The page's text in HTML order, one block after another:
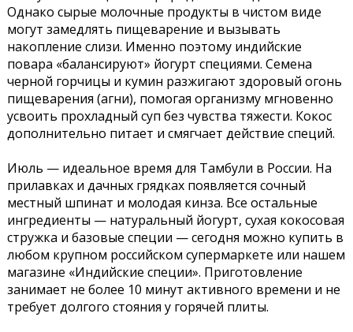
Однако сырые молочные продукты в чистом виде
могут замедлять пищеварение и вызывать
накопление слизи. Именно поэтому индийские
повара «балансируют» йогурт специями. Семена
черной горчицы и кумин разжигают здоровый огонь
пищеварения (агни), помогая организму мгновенно
усвоить прохладный суп без чувства тяжести. Кокос
дополнительно питает и смягчает действие специй.
Июль — идеальное время для Тамбули в России. На
прилавках и дачных грядках появляется сочный
местный шпинат и молодая кинза. Все остальные
ингредиенты — натуральный йогурт, сухая кокосовая
стружка и базовые специи — сегодня можно купить в
любом крупном российском супермаркете или нашем
магазине «Индийские специи». Приготовление
занимает не более 10 минут активного времени и не
требует долгого стояния у горячей плиты.